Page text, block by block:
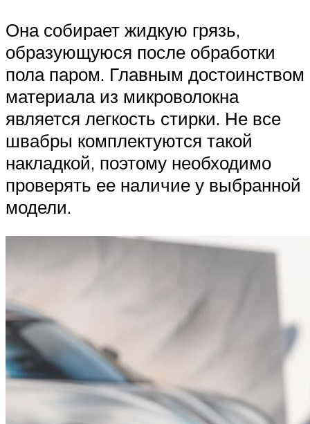
Она собирает жидкую грязь,
образующуюся после обработки
пола паром. Главным достоинством
материала из микроволокна
является легкость стирки. Не все
швабры комплектуются такой
накладкой, поэтому необходимо
проверять ее наличие у выбранной
модели.